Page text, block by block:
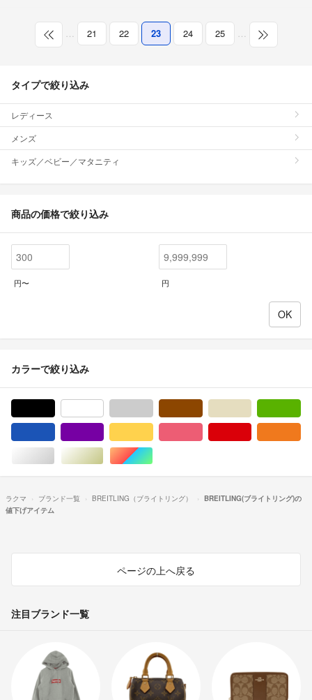
… 21 22 23 24 25 …
タイプで絞り込み
レディース
メンズ
キッズ／ベビー／マタニティ
商品の価格で絞り込み
円〜 円
カラーで絞り込み
シルバー/銀色系ゴールド/金色系マルチカラー
ラクマ ブランド一覧 BREITLING（ブライトリング）
BREITLING(ブライトリング)の
値下げアイテム
ページの上へ戻る
注目ブランド一覧